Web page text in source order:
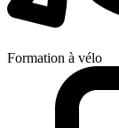
Formation à vélo